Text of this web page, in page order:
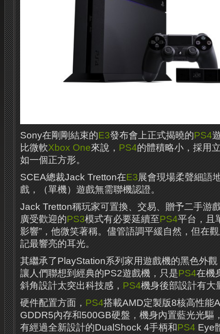
Sony在剛剛結束的E3發布會上正式揭曉的PS4
比微軟Xbox One來說， PS4的體積略小，採用
如一個正方形。
SCEA總裁Jack Tretton在E3展會現場柔聲細語
戲，（單機）遊戲無需聯機認證。
Jack Tretton稱玩家可置換、交易、贈予二手游
廣受歡迎的PS3模式有必要延續至PS4平台，且
影響”，他微笑著稱。儘管語調平緩自然，但在
記最響亮的耳光。
其繼承了PlayStation系列家用遊戲機的黑色外
讓人們聯想到經典的PS2遊戲機，只是PS4在機
斜角設計太突出科技感， PS4機身後部設計有大
硬件配置方面， PS4搭載AMD定製版8核高性能
GDDR5內存和500GB硬盤，機身內置藍光光驅
有經過全新設計的DualShock 4手柄和PS4 Eye